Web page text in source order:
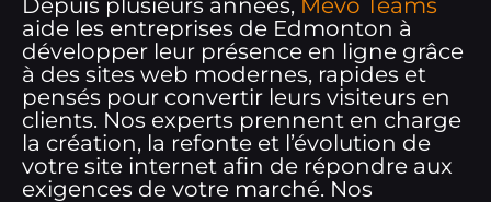
Depuis plusieurs années, Mevo Teams
aide les entreprises de Edmonton à
développer leur présence en ligne grâce
à des sites web modernes, rapides et
pensés pour convertir leurs visiteurs en
clients. Nos experts prennent en charge
la création, la refonte et l’évolution de
votre site internet afin de répondre aux
exigences de votre marché. Nos